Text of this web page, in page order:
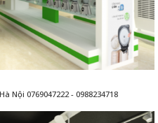
Nội 0769047222 - 0988234718